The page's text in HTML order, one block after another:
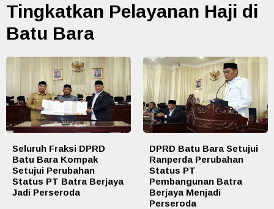
Tingkatkan Pelayanan Haji di
Batu Bara
Seluruh Fraksi DPRD
Batu Bara Kompak
Setujui Perubahan
Status PT Batra Berjaya
Jadi Perseroda
DPRD Batu Bara Setujui
Ranperda Perubahan
Status PT
Pembangunan Batra
Berjaya Menjadi
Perseroda